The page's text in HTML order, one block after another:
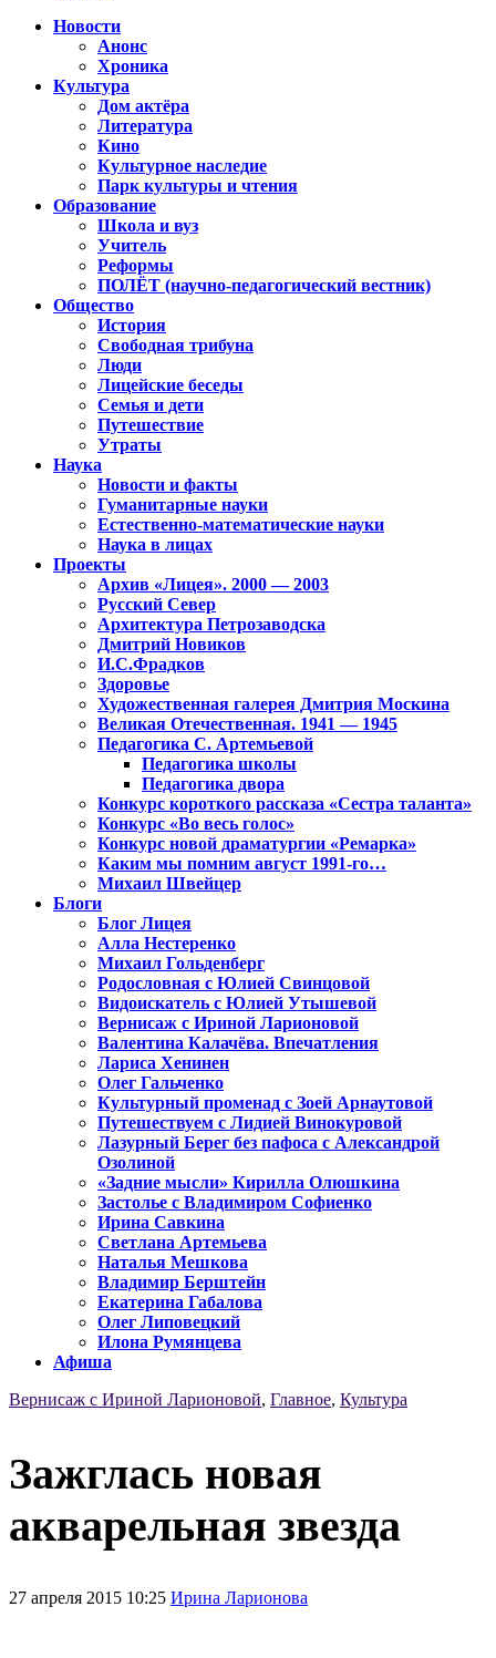
Новости
Анонс
Хроника
Культура
Дом актёра
Литература
Кино
Культурное наследие
Парк культуры и чтения
Образование
Школа и вуз
Учитель
Реформы
ПОЛЁТ (научно-педагогический вестник)
Общество
История
Свободная трибуна
Люди
Лицейские беседы
Семья и дети
Путешествие
Утраты
Наука
Новости и факты
Гуманитарные науки
Естественно-математические науки
Наука в лицах
Проекты
Архив «Лицея». 2000 — 2003
Русский Север
Архитектура Петрозаводска
Дмитрий Новиков
И.С.Фрадков
Здоровье
Художественная галерея Дмитрия Москина
Великая Отечественная. 1941 — 1945
Педагогика С. Артемьевой
Педагогика школы
Педагогика двора
Конкурс короткого рассказа «Сестра таланта»
Конкурс «Во весь голос»
Конкурс новой драматургии «Ремарка»
Каким мы помним август 1991-го…
Михаил Швейцер
Блоги
Блог Лицея
Алла Нестеренко
Михаил Гольденберг
Родословная с Юлией Свинцовой
Видоискатель с Юлией Утышевой
Вернисаж с Ириной Ларионовой
Валентина Калачёва. Впечатления
Лариса Хенинен
Олег Гальченко
Культурный променад с Зоей Арнаутовой
Путешествуем с Лидией Винокуровой
Лазурный Берег без пафоса с Александрой
Озолиной
«Задние мысли» Кирилла Олюшкина
Застолье с Владимиром Софиенко
Ирина Савкина
Светлана Артемьева
Наталья Мешкова
Владимир Берштейн
Екатерина Габалова
Олег Липовецкий
Илона Румянцева
Афиша
Вернисаж с Ириной Ларионовой, Главное, Культура
Зажглась новая
акварельная звезда
27 апреля 2015 10:25 Ирина Ларионова